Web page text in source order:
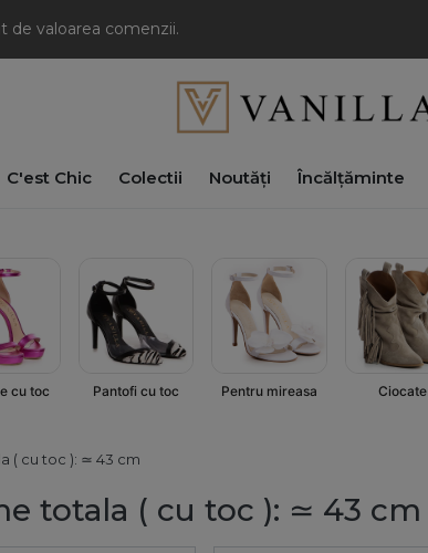
de valoarea comenzii.
C'est Chic Colectii Noutăți Încălțăminte
cu toc Pantofi cu toc Pentru mireasa Ciocate
( cu toc ): ≃ 43 cm
totala ( cu toc ): ≃ 43 cm